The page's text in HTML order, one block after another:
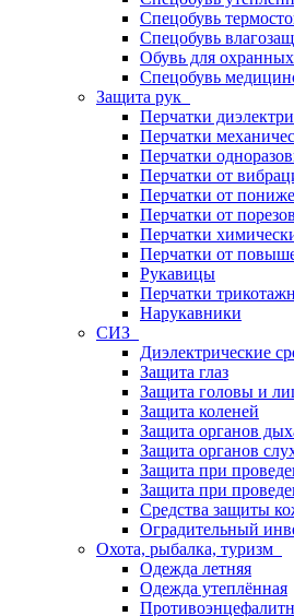
Спецобувь
Спецобувь
Обувь для
Спецобувь
Защита рук
Перчатки
Перчатки
Перчатки
Перчатки от
Перчатки от
Перчатки от порезов
Перчатки
Перчатки от
Рукавицы
Перчатки
Нарукавники
СИЗ
Диэлектрические
Защита глаз
Защита головы и
Защита коленей
Защита органов
Защита органов
Защита при
Защита при
Средства защиты
Оградительный
Охота, рыбалка, туризм
Одежда летняя
Одежда утеплённая